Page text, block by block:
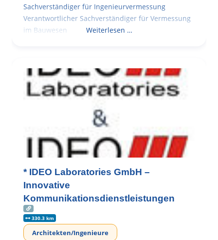
Sachverständiger für Ingenieurvermessung
Verantwortlicher Sachverständiger für Vermessung
im Bauwesen
Weiterlesen …
* IDEO Laboratories GmbH –
Innovative
Kommunikationsdienstleistungen
330.3 km
Architekten/Ingenieure